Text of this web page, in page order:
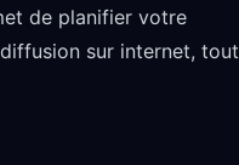
de planifier votre
sur internet, tout